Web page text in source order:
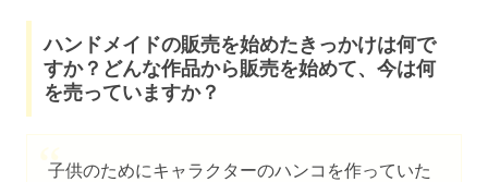
ハンドメイドの販売を始めたきっかけは何で
すか？どんな作品から販売を始めて、今は何
を売っていますか？
子供のためにキャラクターのハンコを作っていた